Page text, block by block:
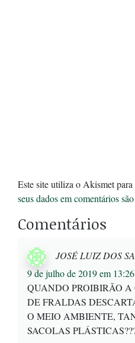
Este site utiliza o Akismet para
seus dados em comentários
Comentários
JOSÉ LUIZ DOS
9 de julho de 2019 em 13:26
QUANDO PROIBIRÃO
DE FRALDAS
O MEIO AMBIENTE,
SACOLAS